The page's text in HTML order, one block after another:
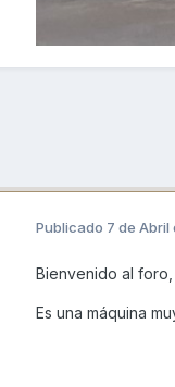
Publicado 7 de Abril
Bienvenido al
Es una máquina